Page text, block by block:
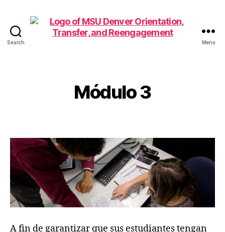
Search
1010
Menu
Módulo 3
A fin de garantizar que sus estudiantes tengan